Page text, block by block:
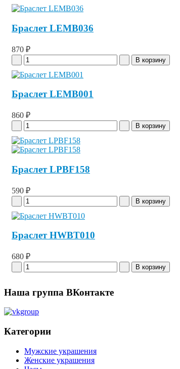
Браслет LEMB036
870 ₽
Браслет LEMB001
860 ₽
Браслет LPBF158
590 ₽
Браслет HWBT010
680 ₽
Наша группа ВКонтакте
Категории
Мужские украшения
Женские украшения